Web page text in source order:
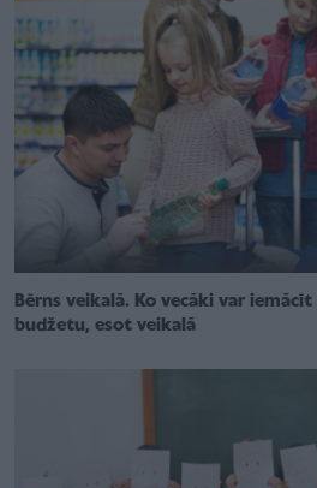
Bērns veikalā. Ko vecāki var
budžetu, esot veikalā